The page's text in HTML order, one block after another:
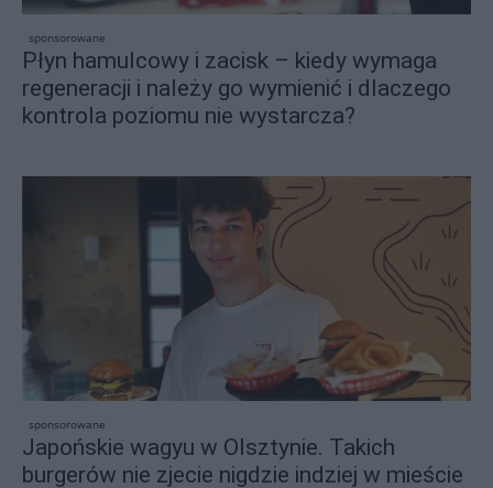
sponsorowane
Płyn hamulcowy i zacisk – kiedy wymaga
regeneracji i należy go wymienić i dlaczego
kontrola poziomu nie wystarcza?
sponsorowane
Japońskie wagyu w Olsztynie. Takich
burgerów nie zjecie nigdzie indziej w mieście